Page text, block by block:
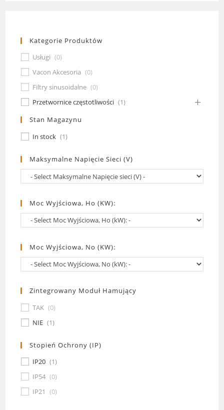
Kategorie Produktów
Usługi (0)
Vacon Akcesoria (0)
Filtry sinusoidalne (0)
Przetwornice częstotliwości (1)
Stan Magazynu
In stock (1)
Maksymalne Napięcie Sieci (V)
Moc Wyjściowa, Ho (kW):
Moc Wyjściowa, No (kW):
Zintegrowany Moduł Hamujący
TAK (0)
NIE (1)
Stopień Ochrony (IP)
IP20 (1)
IP54 (0)
IP21 (0)